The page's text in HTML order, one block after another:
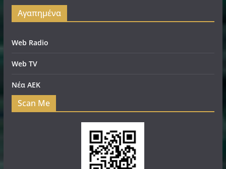
Αγαπημένα
Web Radio
Web TV
Νέα ΑΕΚ
Scan Me